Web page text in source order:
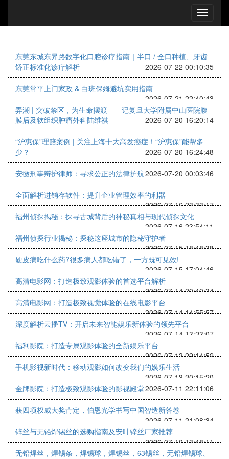
东莞东城东昇路数字化口腔诊疗指南｜半口 / 全口种植、牙齿
矫正标准化诊疗解析
2026-07-22 00:10:35
东莞常平上门家政 & 白班保姆避坑实用指南
2026-07-21 22:40:43
弄潮 | 突破禁区，为生命摆渡——记复旦大学附属中山医院腹
膜后及软组织肿瘤外科陆维祺
2026-07-20 16:20:14
“沪惠保”理赔案例 | 关注上海十大高发癌症！“沪惠保”能帮多
少？
2026-07-20 16:24:48
安徽刑事辩护律师：寻求公正的法律护航2026-07-20 00:03:46
全面解析进销存软件：提升企业管理效率的利器
2026-07-16 23:33:17
福州侦探揭秘：探寻古城背后的神秘真相与现代侦探文化
2026-07-16 23:54:11
福州侦探行业揭秘：探秘这座城市的隐秘守护者
2026-07-15 18:48:38
硬皮病吃什么药?很多病人都吃错了，一方既可见效!
2026-07-15 17:04:46
高清电影网：打造极致观影体验的首选平台解析
2026-07-14 20:40:34
高清电影网：打造极致视觉体验的在线电影平台
2026-07-14 14:55:57
深度解析云播TV：开启未来智能娱乐新体验的领先平台
2026-07-14 13:23:07
福利影院：打造专属观影体验的全新娱乐平台
2026-07-13 22:14:52
手机影视新时代：移动观影如何改变我们的娱乐生活
2026-07-13 20:15:20
金牌影院：打造极致观影体验的影视殿堂2026-07-11 22:11:06
获四项权威大奖肯定，伯恩光学书写中国智造新答卷
2026-07-11 21:08:34
锌丝与无铅焊锡丝的选购指南及安叶锌丝厂家推荐
2026-07-10 13:48:11
无铅焊丝，焊锡条，焊锡球，焊锡丝，63锡丝，无铅焊锡球、